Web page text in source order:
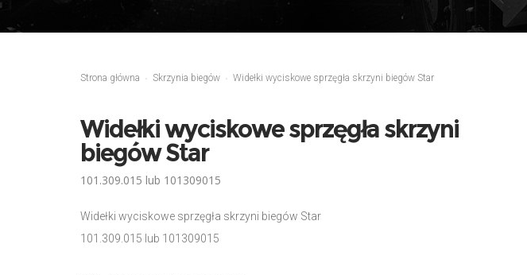
Strona główna Skrzynia biegów Widełki wyciskowe sprzęgła skrzyni biegów Star
Widełki wyciskowe sprzęgła skrzyni
biegów Star
101.309.015 lub 101309015
Widełki wyciskowe sprzęgła skrzyni biegów Star
101.309.015 lub 101309015